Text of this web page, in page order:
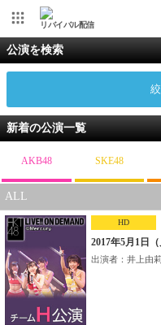
リバイバル配信
公演を検索
新着の公演一覧
AKB48 SKE48
ALL
HD
2017年5月1日
出演者：井上由